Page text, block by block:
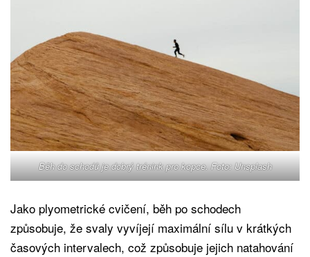
Běh do schodů je dobrý trénink pro kopce. Foto: Unsplash
Jako plyometrické cvičení, běh po schodech
způsobuje, že svaly vyvíjejí maximální sílu v krátkých
časových intervalech, což způsobuje jejich natahování